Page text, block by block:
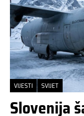
VIJESTI SVIJET
Slovenija